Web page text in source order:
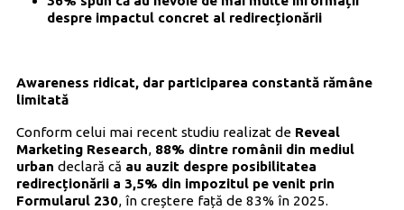
despre impactul concret al redirecționării
Awareness ridicat, dar participarea constantă rămâne
limitată
Conform celui mai recent studiu realizat de Reveal
Marketing Research, 88% dintre românii din mediul
urban declară că au auzit despre posibilitatea
redirecționării a 3,5% din impozitul pe venit prin
Formularul 230, în creștere față de 83% în 2025.